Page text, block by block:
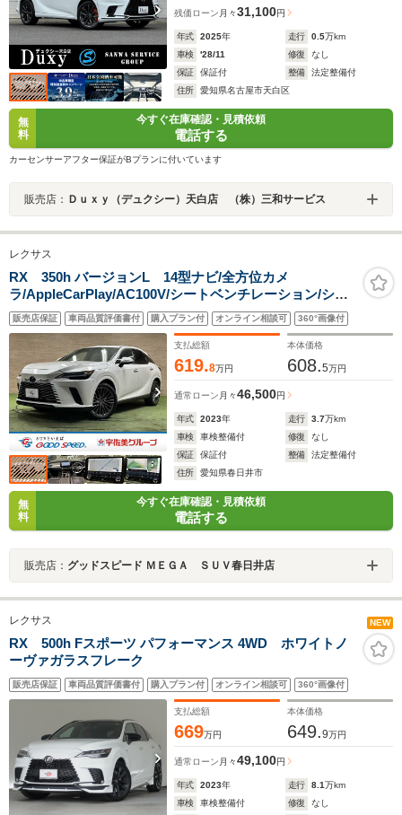
残価ローン 月々31,100円
年式 2025年 走行 0.5万km
車検
'28/11 修復
なし
保証
保証付 整備
法定整備付
住所
愛知県名古屋市天白区
無
料
今すぐ在庫確認・見積依頼
電話する
カーセンサーアフター保証がBプランに付いています
販売店： Ｄｕｘｙ（デュクシー）天白店 （株）三和サービス
レクサス
RX 350h バージョンL 14型ナビ/全方位カメ
ラ/AppleCarPlay/AC100V/シートベンチレーション/シー
トヒーター/ステアリングヒーター/メモリー付きパワーシ
ート/パワーバックドア/レーダークルーズコントロール/ブ
ラインドスポットモニター
販売店保証 車両品質評価書付 購入プラン付 オンライン相談可 360°画像付
支払総額
619.8万円
本体価格
608.5万円
通常ローン 月々46,500円
年式 2023年 走行 3.7万km
車検
車検整備付 修復
なし
保証
保証付 整備
法定整備付
住所
愛知県春日井市
無
料
今すぐ在庫確認・見積依頼
電話する
販売店： グッドスピード ＭＥＧＡ ＳＵＶ春日井店
レクサス NEW
RX 500h Fスポーツ パフォーマンス 4WD ホワイトノ
ーヴァガラスフレーク
販売店保証 車両品質評価書付 購入プラン付 オンライン相談可 360°画像付
支払総額
669万円
本体価格
649.9万円
通常ローン 月々49,100円
年式 2023年 走行 8.1万km
車検
車検整備付 修復
なし